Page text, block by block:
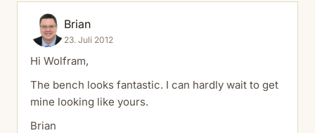
Brian
23. Juli 2012
Hi Wolfram,
The bench looks fantastic. I can hardly wait to get
mine looking like yours.
Brian